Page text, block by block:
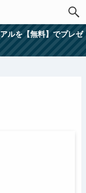
ルを【無料】でプレゼ